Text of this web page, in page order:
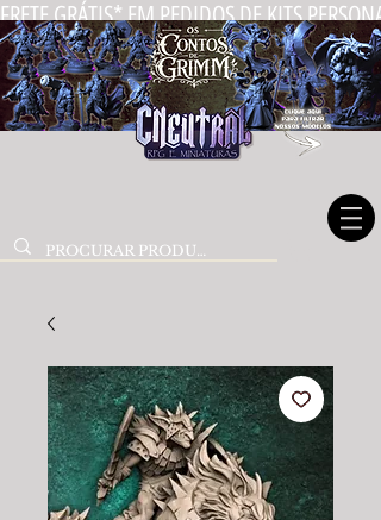
FRETE GRÁTIS* EM PEDIDOS DE KITS